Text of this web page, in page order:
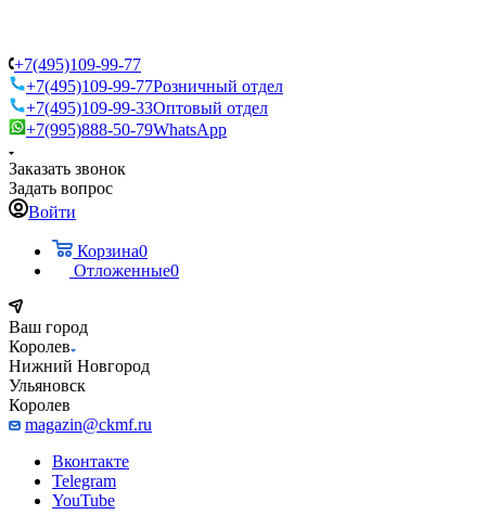
+7(495)109-99-77
+7(495)109-99-77Розничный отдел
+7(495)109-99-33Оптовый отдел
+7(995)888-50-79WhatsApp
Заказать звонок
Задать вопрос
Войти
Корзина0
Отложенные0
Ваш город
Королев
Нижний Новгород
Ульяновск
Королев
magazin@ckmf.ru
Вконтакте
Telegram
YouTube